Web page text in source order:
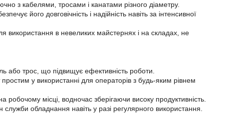
з кабелями, тросами і канатами різного діаметру.
його довговічність і надійність навіть за інтенсивної
використання в невеликих майстернях і на складах, не
або трос, що підвищує ефективність роботи.
простим у використанні для операторів з будь-яким рівнем
робочому місці, водночас зберігаючи високу продуктивність.
служби обладнання навіть у разі регулярного використання.